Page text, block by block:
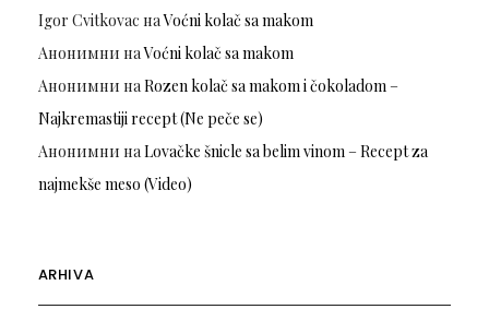
Igor Cvitkovac наVoćni kolač sa makom
Анонимни наVoćni kolač sa makom
Анонимни наRozen kolač sa makom i čokoladom –
Najkremastiji recept (Ne peče se)
Анонимни наLovačke šnicle sa belim vinom – Recept za
najmekše meso (Video)
ARHIVA